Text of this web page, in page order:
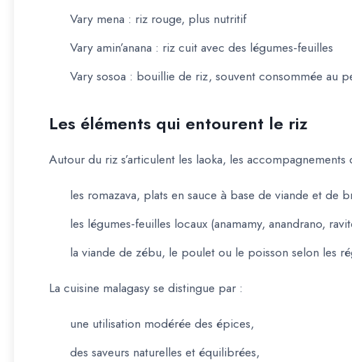
Vary mena : riz rouge, plus nutritif
Vary amin’anana : riz cuit avec des légumes-feuilles
Vary sosoa : bouillie de riz, souvent consommée au
Les éléments qui entourent le riz
Autour du riz s’articulent les laoka, les accompagnements
les romazava, plats en sauce à base de viande et de
les légumes-feuilles locaux (anamamy, anandrano,
la viande de zébu, le poulet ou le poisson selon les
La cuisine malagasy se distingue par :
une utilisation modérée des épices,
des saveurs naturelles et équilibrées,